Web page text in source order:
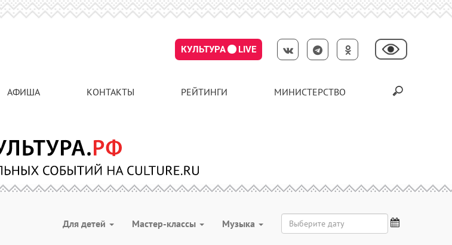
КУЛЬТУРА LIVE
АФИША КОНТАКТЫ РЕЙТИНГИ МИНИСТЕРСТВО
Для детей Мастер-классы Музыка